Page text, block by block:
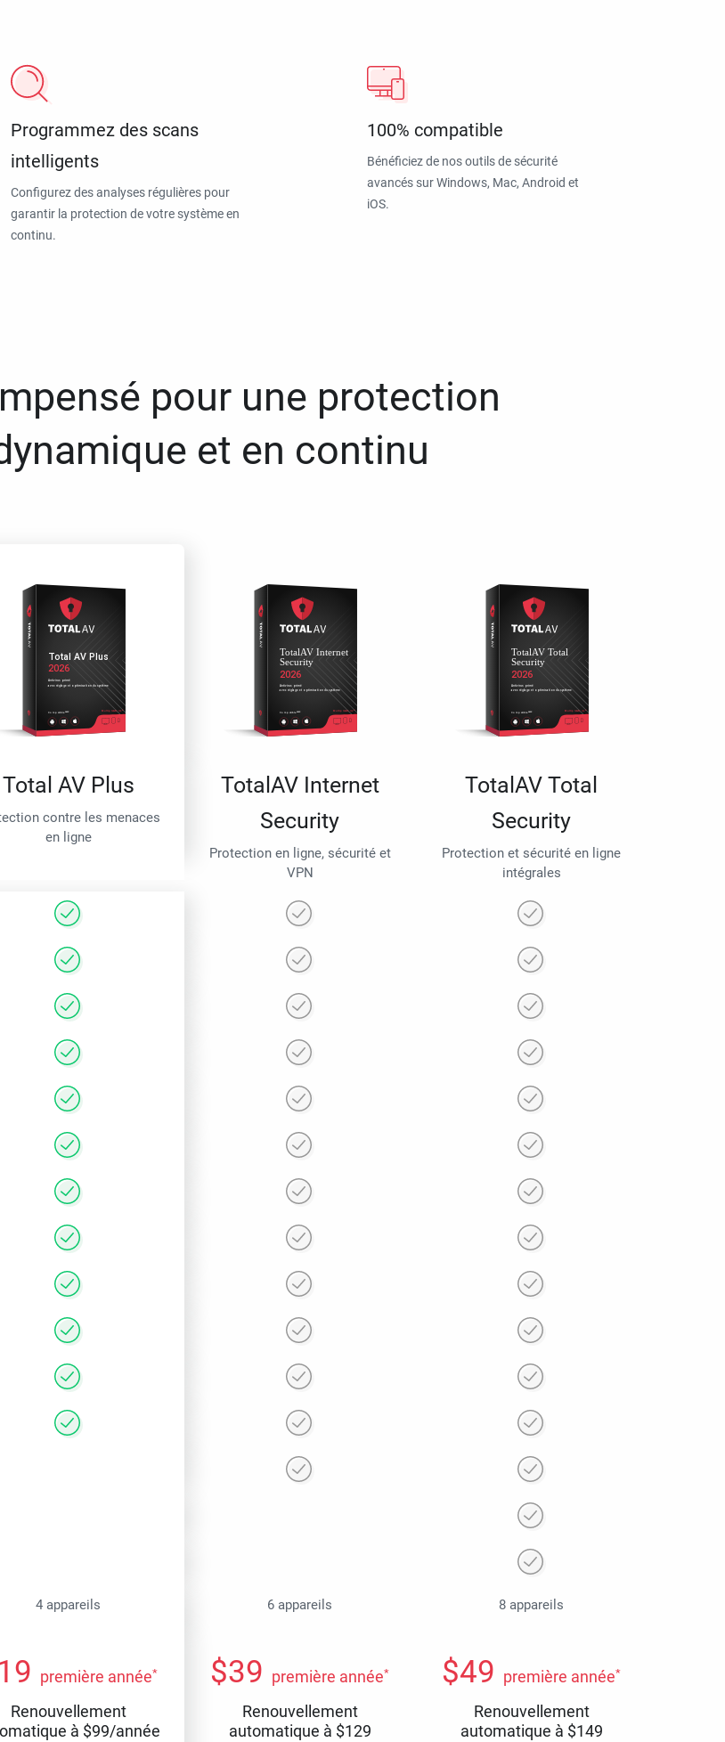
Programmez des scans
intelligents
Configurez des analyses régulières pour
garantir la protection de votre système en
continu.
100% compatible
Bénéficiez de nos outils de sécurité
avancés sur Windows, Mac, Android et
iOS.
pour une protection
et en continu
Total AV Plus
contre les menaces
en ligne
TotalAV Internet
Security
Protection en ligne, sécurité et
VPN
TotalAV Total
Security
Protection et sécurité en ligne
intégrales
4 appareils 6 appareils 8 appareils
19 première année*
Renouvellement
à $99/année
$39 première année*
Renouvellement
automatique à $129
$49 première année*
Renouvellement
automatique à $149